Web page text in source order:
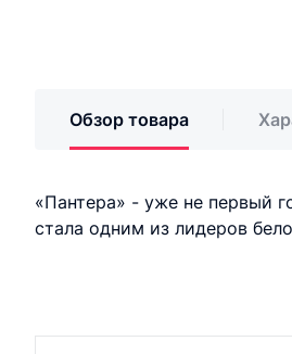
Обзор товара
«Пантера» - уже не первый
стала одним из лидеров